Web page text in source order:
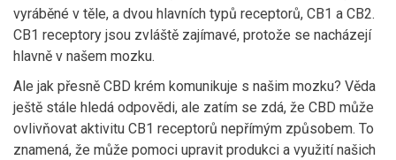
vyráběné v těle, a dvou hlavních typů receptorů, CB1 a CB2.
CB1 receptory jsou zvláště zajímavé, protože se nacházejí
hlavně v našem mozku.
Ale jak přesně CBD krém komunikuje s našim mozku? Věda
ještě stále hledá odpovědi, ale zatím se zdá, že CBD může
ovlivňovat aktivitu CB1 receptorů nepřímým způsobem. To
znamená, že může pomoci upravit produkci a využití našich